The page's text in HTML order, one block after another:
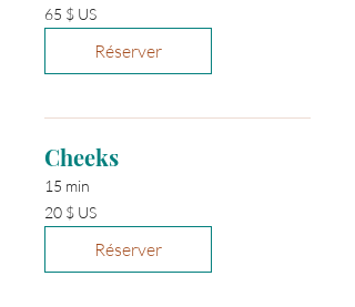
65 dollars
des
États-
65 $ US
Réserver
Cheeks
15 min
20 dollars
des
États-
20 $ US
Réserver